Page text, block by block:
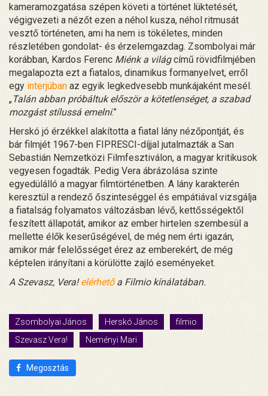
kameramozgatása szépen követi a történet lüktetését,
végigvezeti a nézőt ezen a néhol kusza, néhol ritmusát
vesztő történeten, ami ha nem is tökéletes, minden
részletében gondolat- és érzelemgazdag. Zsombolyai már
korábban, Kardos Ferenc Miénk a világcímű rövidfilmjében
megalapozta ezt a fiatalos, dinamikus formanyelvet, erről
egy interjúban az egyik legkedvesebb munkájaként mesél.
„Talán abban próbáltuk először a kötetlenséget, a szabad
mozgást stílussá emelni.”
Herskó jó érzékkel alakította a fiatal lány nézőpontját, és
bár filmjét 1967-ben FIPRESCI-díjjal jutalmazták a San
Sebastián Nemzetközi Filmfesztiválon, a magyar kritikusok
vegyesen fogadták. Pedig Vera ábrázolása szinte
egyedülálló a magyar filmtörténetben. A lány karakterén
keresztül a rendező őszinteséggel és empátiával vizsgálja
a fiatalság folyamatos változásban lévő, kettősségektől
feszített állapotát, amikor az ember hirtelen szembesül a
mellette élők keserűségével, de még nem érti igazán,
amikor már felelősséget érez az emberekért, de még
képtelen irányítani a körülötte zajló eseményeket.
A Szevasz, Vera!elérhetőa Filmio kínálatában.
Zsombolyai János Herskó János
filmio
Szevasz Vera!
Neményi Mari
Megosztás